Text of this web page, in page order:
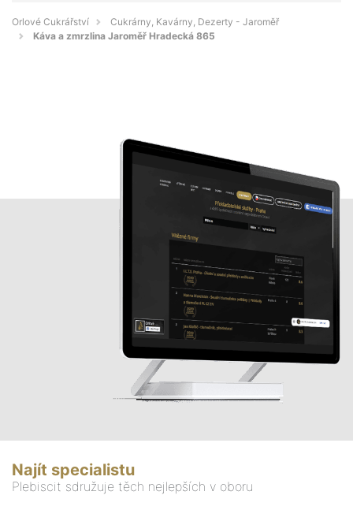
Orlové Cukrářství
Cukrárny, Kavárny, Dezerty - Jaroměř
Káva a zmrzlina Jaroměř Hradecká 865
Najít specialistu
Plebiscit sdružuje těch nejlepších v oboru